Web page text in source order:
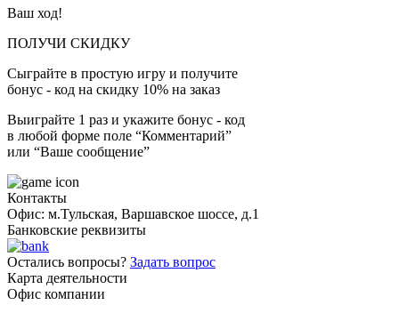
Ваш ход!
ПОЛУЧИ СКИДКУ
Сыграйте в простую игру и получите
бонус - код на скидку 10% на заказ
Выиграйте 1 раз и укажите бонус - код
в любой форме поле “Комментарий”
или “Ваше сообщение”
Контакты
Офис: м.Тульская, Варшавское шоссе, д.1
Банковские реквизиты
Остались вопросы? Задать вопрос
Карта деятельности
Офис компании